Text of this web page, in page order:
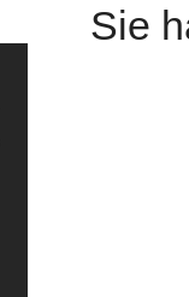
Sie